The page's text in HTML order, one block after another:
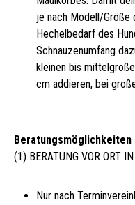
je nach Modell/Größe
Hechelbedarf des
Schnauzenumfang
kleinen bis
cm addieren, bei
Beratungsmöglichkeiten
(1) BERATUNG VOR ORT
Nur nach